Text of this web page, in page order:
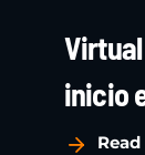
inicio